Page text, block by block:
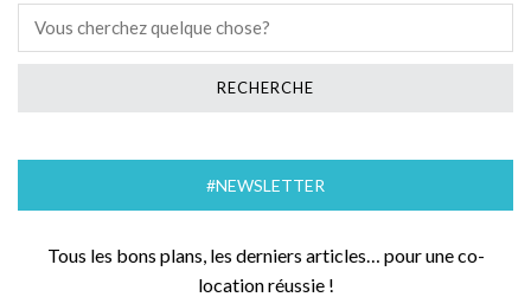
#NEWSLETTER
Tous les bons plans, les derniers articles… pour une co-
location réussie !